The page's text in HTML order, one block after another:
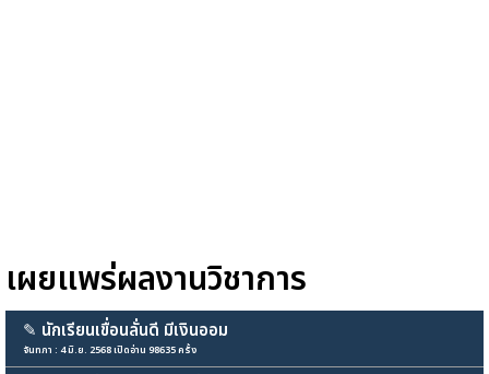
เผยแพร่ผลงานวิชาการ
✎ นักเรียนเขื่อนลั่นดี มีเงินออม
จันทภา : 4 มิ.ย. 2568 เปิดอ่าน 98635 ครั้ง